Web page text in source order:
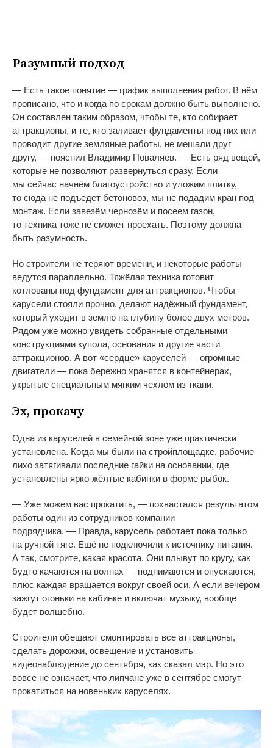
Разумный подход
— Есть такое понятие — график выполнения работ. В нём
прописано, что и когда по срокам должно быть выполнено.
Он составлен таким образом, чтобы те, кто собирает
аттракционы, и те, кто заливает фундаменты под них или
проводит другие земляные работы, не мешали друг
другу, — пояснил Владимир Поваляев. — Есть ряд вещей,
которые не позволяют развернуться сразу. Если
мы сейчас начнём благоустройство и уложим плитку,
то сюда не подъедет бетоновоз, мы не подадим кран под
монтаж. Если завезём чернозём и посеем газон,
то техника тоже не сможет проехать. Поэтому должна
быть разумность.
Но строители не теряют времени, и некоторые работы
ведутся параллельно. Тяжёлая техника готовит
котлованы под фундамент для аттракционов. Чтобы
карусели стояли прочно, делают надёжный фундамент,
который уходит в землю на глубину более двух метров.
Рядом уже можно увидеть собранные отдельными
конструкциями купола, основания и другие части
аттракционов. А вот «сердце» каруселей — огромные
двигатели — пока бережно хранятся в контейнерах,
укрытые специальным мягким чехлом из ткани.
Эх, прокачу
Одна из каруселей в семейной зоне уже практически
установлена. Когда мы были на стройплощадке, рабочие
лихо затягивали последние гайки на основании, где
установлены ярко-жёлтые кабинки в форме рыбок.
— Уже можем вас прокатить, — похвастался результатом
работы один из сотрудников компании
подрядчика. — Правда, карусель работает пока только
на ручной тяге. Ещё не подключили к источнику питания.
А так, смотрите, какая красота. Они плывут по кругу, как
будто качаются на волнах — поднимаются и опускаются,
плюс каждая вращается вокруг своей оси. А если вечером
зажгут огоньки на кабинке и включат музыку, вообще
будет волшебно.
Строители обещают смонтировать все аттракционы,
сделать дорожки, освещение и установить
видеонаблюдение до сентября, как сказал мэр. Но это
вовсе не означает, что липчане уже в сентябре смогут
прокатиться на новеньких каруселях.